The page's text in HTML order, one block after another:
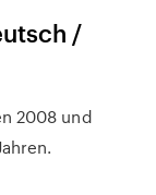
/
2008 und